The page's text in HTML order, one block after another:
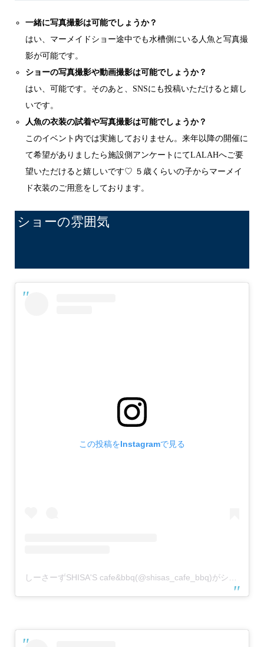
一緒に写真撮影は可能でしょうか？
はい、マーメイドショー途中でも水槽側にいる人魚と写真撮
影が可能です。
ショーの写真撮影や動画撮影は可能でしょうか？
はい、可能です。そのあと、SNSにも投稿いただけると嬉し
いです。
人魚の衣装の試着や写真撮影は可能でしょうか？
このイベント内では実施しておりません。来年以降の開催に
て希望がありましたら施設側アンケートにてLALAHへご要
望いただけると嬉しいです♡ ５歳くらいの子からマーメイ
ド衣装のご用意をしております。
ショーの雰囲気
この投稿をInstagramで見る